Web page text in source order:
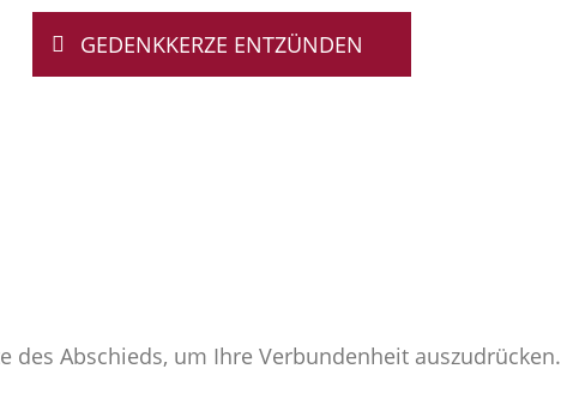
GEDENKKERZE ENTZÜNDEN
des Abschieds, um Ihre Verbundenheit auszudrücken.